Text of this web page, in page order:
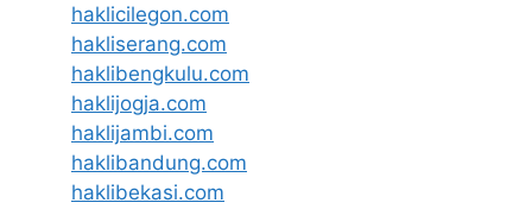
haklicilegon.com
hakliserang.com
haklibengkulu.com
haklijogja.com
haklijambi.com
haklibandung.com
haklibekasi.com